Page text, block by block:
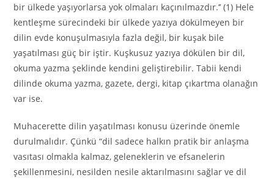
bir ülkede yaşıyorlarsa yok olmaları kaçınılmazdır.’’ (1) Hele
kentleşme sürecindeki bir ülkede yazıya dökülmeyen bir
dilin evde konuşulmasıyla fazla değil, bir kuşak bile
yaşatılması güç bir iştir. Kuşkusuz yazıya dökülen bir dil,
okuma yazma şeklinde kendini geliştirebilir. Tabii kendi
dilinde okuma yazma, gazete, dergi, kitap çıkartma olanağın
var ise.
Muhacerette dilin yaşatılması konusu üzerinde önemle
durulmalıdır. Çünkü “dil sadece halkın pratik bir anlaşma
vasıtası olmakla kalmaz, geleneklerin ve efsanelerin
şekillenmesini, nesilden nesile aktarılmasını sağlar ve dil